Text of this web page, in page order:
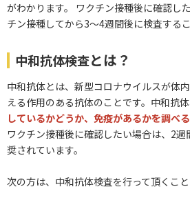
がわかります。 ワクチン接種後に確認し
チン接種してから3～4週間後に検査する
中和抗体検査とは？
中和抗体とは、新型コロナウイルスが体
える作用のある抗体のことです。中和抗
しているかどうか、免疫があるかを調べ
ワクチン接種後に確認したい場合は、2
奨されています。
次の方は、中和抗体検査を行って頂くこと